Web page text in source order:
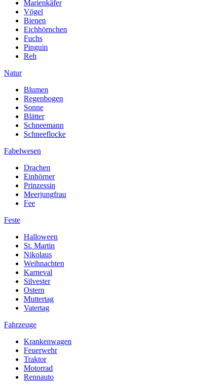
Marienkäfer
Vögel
Bienen
Eichhörnchen
Fuchs
Pinguin
Reh
Natur
Blumen
Regenbogen
Sonne
Blätter
Schneemann
Schneeflocke
Fabelwesen
Drachen
Einhörner
Prinzessin
Meerjungfrau
Fee
Feste
Halloween
St. Martin
Nikolaus
Weihnachten
Karneval
Silvester
Ostern
Muttertag
Vatertag
Fahrzeuge
Krankenwagen
Feuerwehr
Traktor
Motorrad
Rennauto